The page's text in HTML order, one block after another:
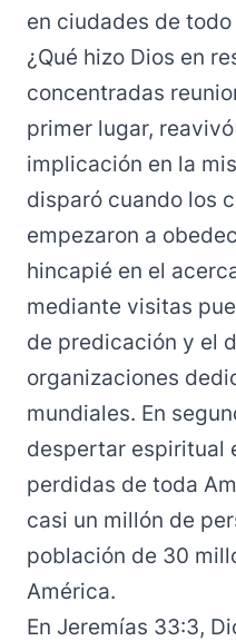
en ciudades de todo
¿Qué hizo Dios en
concentradas
primer lugar,
implicación en la
disparó cuando los
empezaron a
hincapié en el
mediante visitas
de predicación y el
organizaciones
mundiales. En
despertar espiritual
perdidas de toda
casi un millón de
población de 30
América.
En Jeremías 33:3,